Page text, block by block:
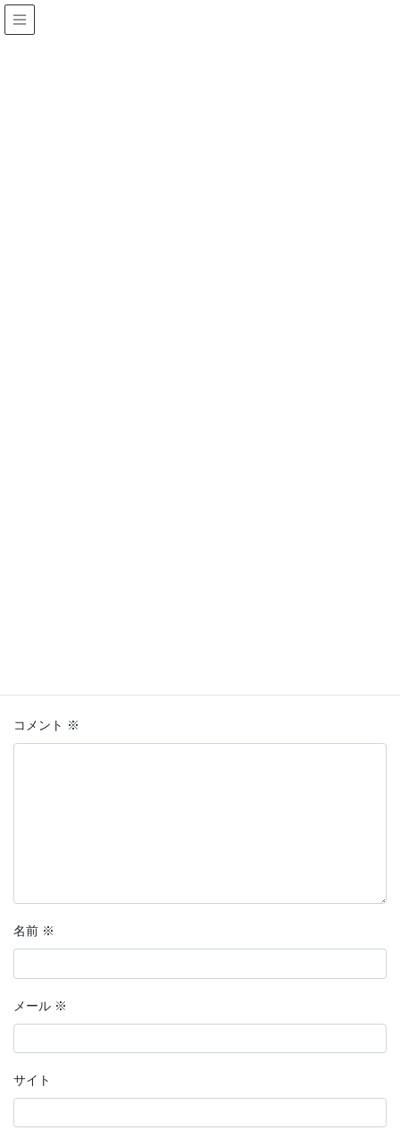
コメント ※
名前 ※
メール ※
サイト